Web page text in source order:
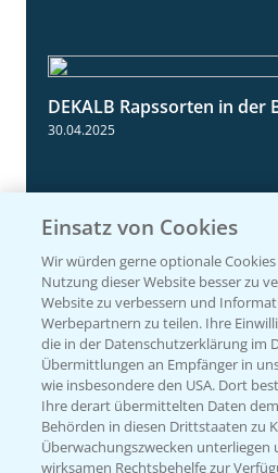
DEKALB Rapssorten in der
30.04.2025
Rundgang über die Raps
24.03.2025
Einsatz von Cookies
Wir würden gerne optionale
Nutzung dieser Website besser zu
Website zu verbessern und
Werbepartnern zu teilen. Ihre
die in der Datenschutzerklärung im
Übermittlungen an Empfänger in
wie insbesondere den USA. Dort
Ihre derart übermittelten Daten
Behörden in diesen Drittstaaten zu
Überwachungszwecken unterliegen
wirksamen Rechtsbehelfe zur